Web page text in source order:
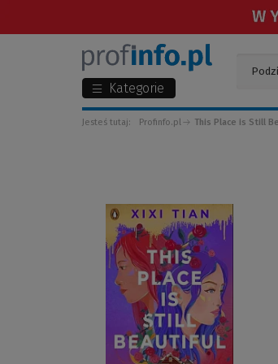
Kategorie
Jesteś tutaj: Profinfo.pl This Place is Still
do